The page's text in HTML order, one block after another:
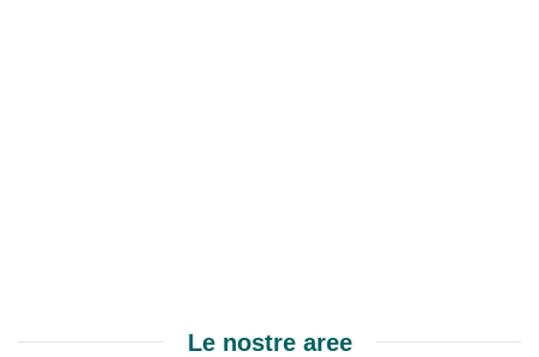
Le nostre aree